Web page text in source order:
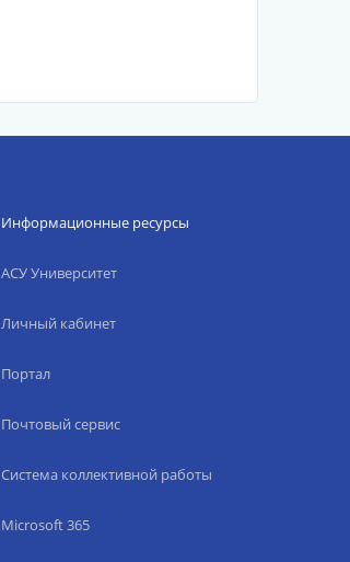
Информационные ресурсы
АСУ Университет
Личный кабинет
Портал
Почтовый сервис
Система коллективной работы
Microsoft 365